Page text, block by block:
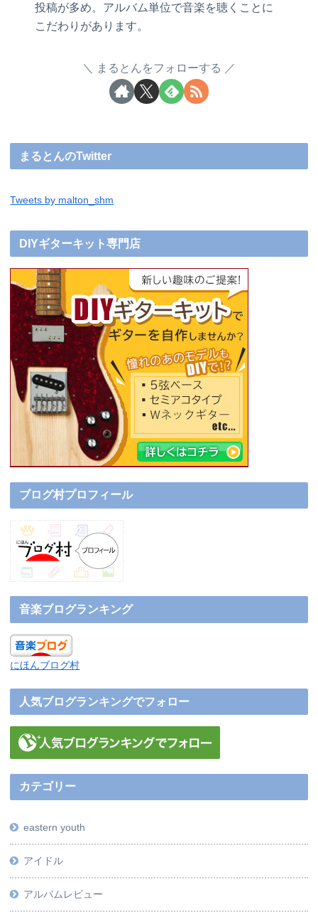
投稿が多め。アルバム単位で音楽を聴くことに
こだわりがあります。
まるとんをフォローする
まるとんのTwitter
Tweets by malton_shm
DIYギターキット専門店
ブログ村プロフィール
音楽ブログランキング
にほんブログ村
人気ブログランキングでフォロー
カテゴリー
eastern youth
アイドル
アルバムレビュー